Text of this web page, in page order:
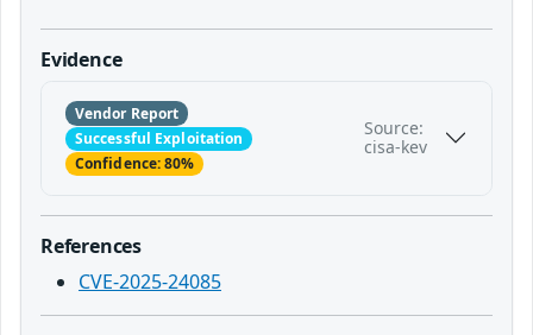
Evidence
Vendor Report
Successful Exploitation
Confidence: 80%
Source:
cisa-kev
References
CVE-2025-24085